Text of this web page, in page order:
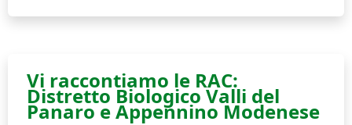
Vi raccontiamo le RAC:
Distretto Biologico Valli del
Panaro e Appennino Modenese